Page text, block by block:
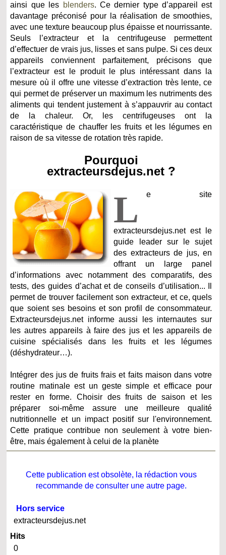
ainsi que les blenders. Ce dernier type d’appareil est
davantage préconisé pour la réalisation de smoothies,
avec une texture beaucoup plus épaisse et nourrissante.
Seuls l’extracteur et la centrifugeuse permettent
d’effectuer de vrais jus, lisses et sans pulpe. Si ces deux
appareils conviennent parfaitement, précisons que
l’extracteur est le produit le plus intéressant dans la
mesure où il offre une vitesse d’extraction très lente, ce
qui permet de préserver un maximum les nutriments des
aliments qui tendent justement à s’appauvrir au contact
de la chaleur. Or, les centrifugeuses ont la
caractéristique de chauffer les fruits et les légumes en
raison de sa vitesse de rotation très rapide.
Pourquoi
extracteursdejus.net ?
L e site
extracteursdejus.net est le
guide leader sur le sujet
des extracteurs de jus, en
offrant un large panel
d’informations avec notamment des comparatifs, des
tests, des guides d’achat et de conseils d’utilisation... Il
permet de trouver facilement son extracteur, et ce, quels
que soient ses besoins et son profil de consommateur.
Extracteursdejus.net informe aussi les internautes sur
les autres appareils à faire des jus et les appareils de
cuisine spécialisés dans les fruits et les légumes
(déshydrateur…).
Intégrer des jus de fruits frais et faits maison dans votre
routine matinale est un geste simple et efficace pour
rester en forme. Choisir des fruits de saison et les
préparer soi-même assure une meilleure qualité
nutritionnelle et un impact positif sur l'environnement.
Cette pratique contribue non seulement à votre bien-
être, mais également à celui de la planète
Cette publication est obsolète, la rédaction vous
recommande de consulter une autre page.
Hors service
extracteursdejus.net
Hits
0